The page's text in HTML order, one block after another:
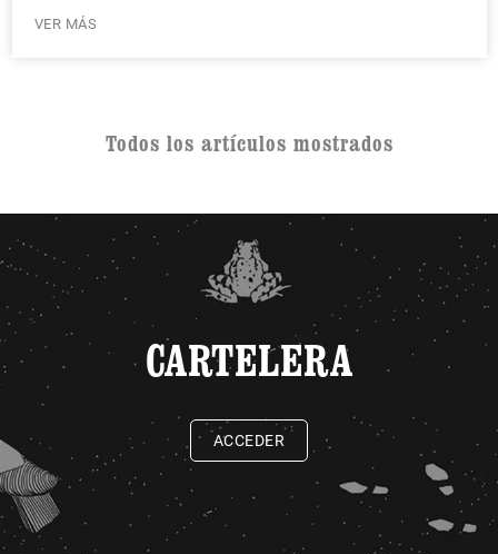
VER MÁS
Todos los artículos mostrados
CARTELERA
ACCEDER